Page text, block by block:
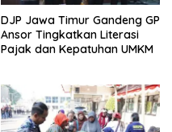
DJP Jawa Timur Gandeng GP
Ansor Tingkatkan Literasi
Pajak dan Kepatuhan UMKM